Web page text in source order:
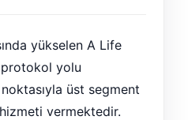
yükselen A Life
protokol yolu
noktasıyla üst segment
vermektedir.